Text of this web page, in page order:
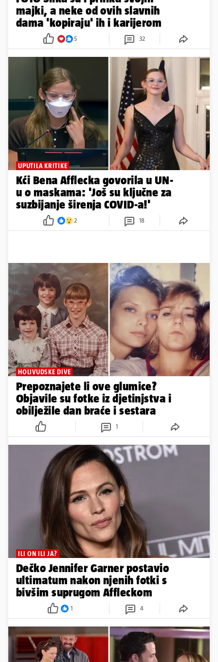
majki, a neke od ovih slavnih
dama 'kopiraju' ih i karijerom
5 32
UPUTILA KRITIKE
Kći Bena Afflecka govorila u UN-
u o maskama: 'Još su ključne za
suzbijanje širenja COVID-a!'
2 18
HOLIVUDSKE DIVE
Prepoznajete li ove glumice?
Objavile su fotke iz djetinjstva i
obilježile dan braće i sestara
1
ILI ON ILI JA?
Dečko Jennifer Garner postavio
ultimatum nakon njenih fotki s
bivšim suprugom Affleckom
1 4